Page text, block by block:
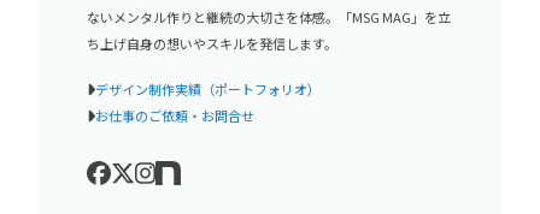
ないメンタル作りと継続の大切さを体感。「MSG MAG」を立
ち上げ自身の想いやスキルを発信します。
デザイン制作実績（ポートフォリオ）
お仕事のご依頼・お問合せ